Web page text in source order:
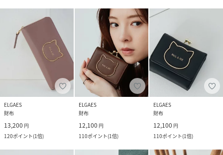
ELGAES
財布
13,200 円
120ポイント(1倍)
ELGAES
財布
12,100 円
110ポイント(1倍)
ELGAES
財布
12,100 円
110ポイント(1倍)